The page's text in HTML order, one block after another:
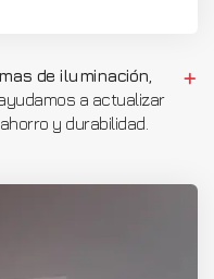
de iluminación
a actualizar
y durabilidad.